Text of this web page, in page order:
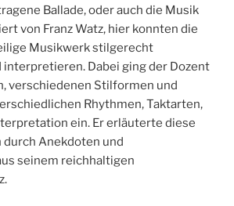
Ballade, oder auch die Musik
von Franz Watz, hier konnten die
Musikwerk stilgerecht
Dabei ging der Dozent
verschiedenen Stilformen und
Rhythmen, Taktarten,
ein. Er erläuterte diese
durch Anekdoten und
seinem reichhaltigen